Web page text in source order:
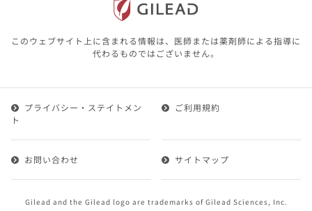
本サイト内の情報は、医師その他医療関係者
が行なうべきアドバイスやサービスを提供す
るものではありません。本サイトに表示され
ている情報は、決して、医師その他医療関係
1.会員とは、医療関係者の方で、本サービスの利用規約
ービスに登録を申し込みギリアドがこれを承認した方を
いいます。
けることができます。
このウェブサイト上に含まれる情報は、医師または薬剤師による指導に
代わるものではございません。
Gilead and the Gilead logo are trademarks of Gilead Sciences, Inc.
プライバシー・ステイトメン
ト
ご利用規約
お問い合わせ サイトマップ